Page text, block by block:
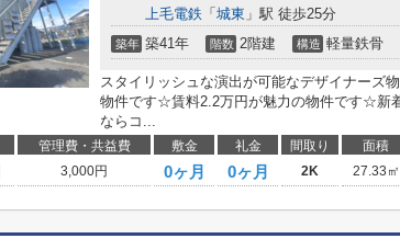
上毛電鉄 「 城東 」駅 徒歩25分
築年 築41年 階数 2階建 構造 軽量鉄骨
スタイリッシュな演出が可能なデザイナーズ
物件です☆賃料2.2万円が魅力の物件です☆新
ならコ...
管理費・共益費 敷金 礼金 間取り 面積
3,000円 0ヶ月 0ヶ月 2K 27.33㎡